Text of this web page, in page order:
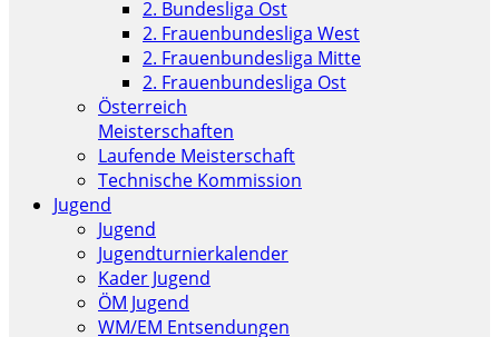
2. Bundesliga Ost
2. Frauenbundesliga West
2. Frauenbundesliga Mitte
2. Frauenbundesliga Ost
Österreich
Meisterschaften
Laufende Meisterschaft
Technische Kommission
Jugend
Jugend
Jugendturnierkalender
Kader Jugend
ÖM Jugend
WM/EM Entsendungen